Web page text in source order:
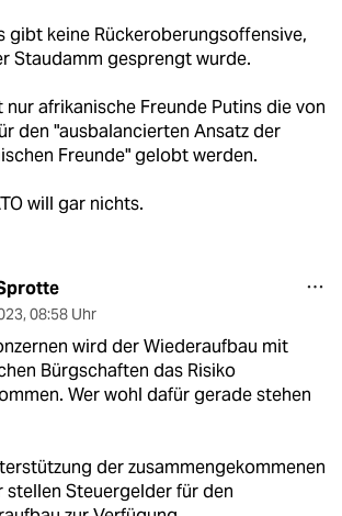
gibt keine Rückeroberungsoffensive,
Staudamm gesprengt wurde.
nur afrikanische Freunde Putins die von
den "ausbalancierten Ansatz der
Freunde" gelobt werden.
will gar nichts.
, 08:58 Uhr
wird der Wiederaufbau mit
Bürgschaften das Risiko
Wer wohl dafür gerade stehen
der zusammengekommenen
stellen Steuergelder für den